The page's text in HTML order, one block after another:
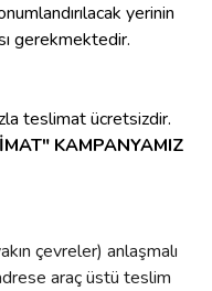
yerinin
gerekmektedir.
teslimat ücretsizdir.
KAMPANYAMIZ
çevreler) anlaşmalı
araç üstü teslim